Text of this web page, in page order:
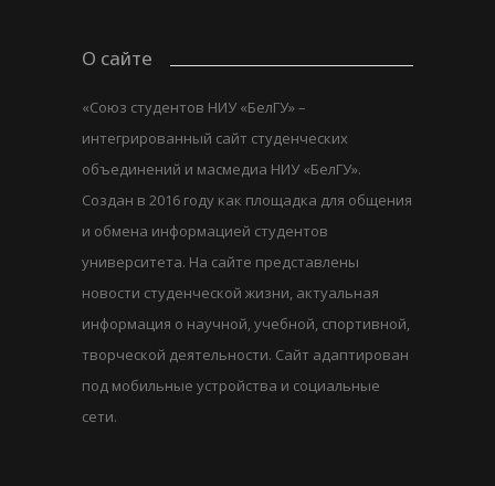
О сайте
«Союз студентов НИУ «БелГУ» –
интегрированный сайт студенческих
объединений и масмедиа НИУ «БелГУ».
Создан в 2016 году как площадка для общения
и обмена информацией студентов
университета. На сайте представлены
новости студенческой жизни, актуальная
информация о научной, учебной, спортивной,
творческой деятельности. Сайт адаптирован
под мобильные устройства и социальные
сети.